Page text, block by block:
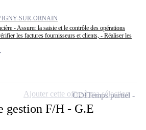
SUR-ORNAIN
- Assurer la saisie et le contrôle des opérations
les factures fournisseurs et clients, - Réaliser les
gestion F/H - G.E
CDITemps partiel
Ajouter cette offre à ma sélection